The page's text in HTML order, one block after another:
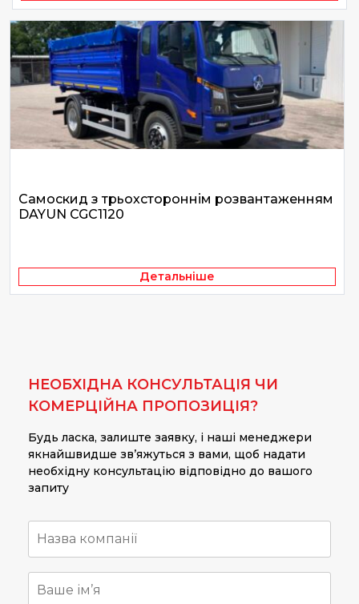
Самоскид з трьохстороннім розвантаженням
DAYUN CGC1120
Детальніше
НЕОБХІДНА КОНСУЛЬТАЦІЯ ЧИ
КОМЕРЦІЙНА ПРОПОЗИЦІЯ?
Будь ласка, залиште заявку, і наші менеджери
якнайшвидше зв’яжуться з вами, щоб надати
необхідну консультацію відповідно до вашого
запиту